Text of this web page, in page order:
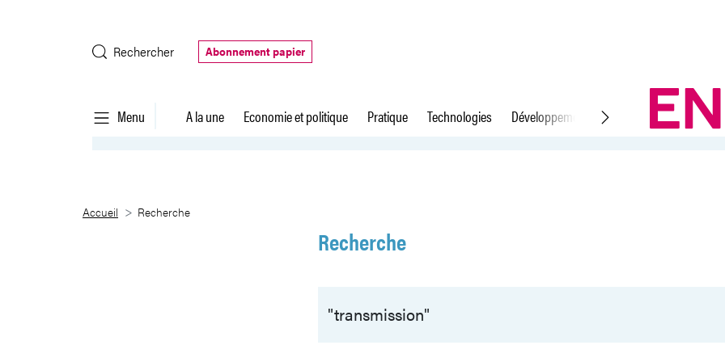
Rechercher
Abonnement papier
Menu A la une Economie et politique Pratique Technologies Développement durable Droit du travail
Recherche
Accueil Recherche
Recherche